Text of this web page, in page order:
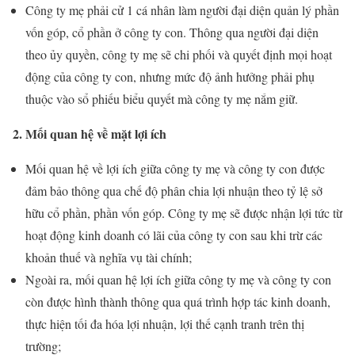
Công ty mẹ phải cử 1 cá nhân làm người đại diện quản lý phần
vốn góp, cổ phần ở công ty con. Thông qua người đại diện
theo ủy quyền, công ty mẹ sẽ chi phối và quyết định mọi hoạt
động của công ty con, nhưng mức độ ảnh hưởng phải phụ
thuộc vào sổ phiếu biểu quyết mà công ty mẹ nắm giữ.
2. Mối quan hệ về mặt lợi ích
Mối quan hệ về lợi ích giữa công ty mẹ và công ty con được
đảm bảo thông qua chế độ phân chia lợi nhuận theo tỷ lệ sở
hữu cổ phần, phần vốn góp. Công ty mẹ sẽ được nhận lợi tức từ
hoạt động kinh doanh có lãi của công ty con sau khi trừ các
khoản thuế và nghĩa vụ tài chính;
Ngoài ra, mối quan hệ lợi ích giữa công ty mẹ và công ty con
còn được hình thành thông qua quá trình hợp tác kinh doanh,
thực hiện tối đa hóa lợi nhuận, lợi thế cạnh tranh trên thị
trường;